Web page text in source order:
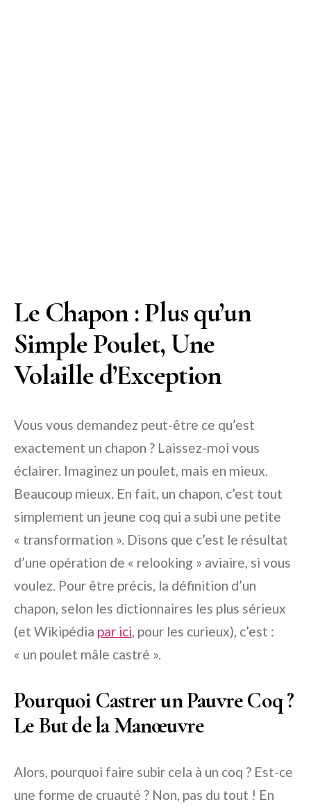
Le Chapon : Plus qu’un
Simple Poulet, Une
Volaille d’Exception
Vous vous demandez peut-être ce qu’est
exactement un chapon ? Laissez-moi vous
éclairer. Imaginez un poulet, mais en mieux.
Beaucoup mieux. En fait, un chapon, c’est tout
simplement un jeune coq qui a subi une petite
« transformation ». Disons que c’est le résultat
d’une opération de « relooking » aviaire, si vous
voulez. Pour être précis, la définition d’un
chapon, selon les dictionnaires les plus sérieux
(et Wikipédia par ici, pour les curieux), c’est :
« un poulet mâle castré ».
Pourquoi Castrer un Pauvre Coq ?
Le But de la Manœuvre
Alors, pourquoi faire subir cela à un coq ? Est-ce
une forme de cruauté ? Non, pas du tout ! En